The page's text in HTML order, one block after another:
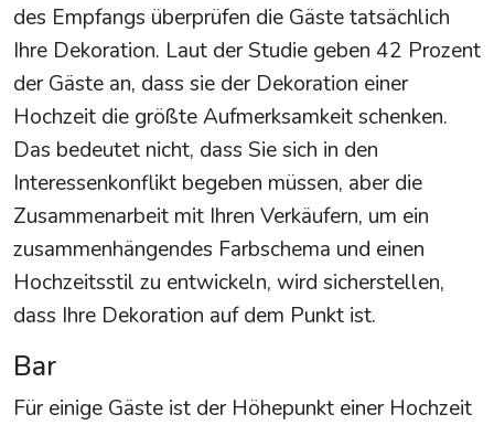
des Empfangs überprüfen die Gäste tatsächlich
Ihre Dekoration. Laut der Studie geben 42 Prozent
der Gäste an, dass sie der Dekoration einer
Hochzeit die größte Aufmerksamkeit schenken.
Das bedeutet nicht, dass Sie sich in den
Interessenkonflikt begeben müssen, aber die
Zusammenarbeit mit Ihren Verkäufern, um ein
zusammenhängendes Farbschema und einen
Hochzeitsstil zu entwickeln, wird sicherstellen,
dass Ihre Dekoration auf dem Punkt ist.
Bar
Für einige Gäste ist der Höhepunkt einer Hochzeit